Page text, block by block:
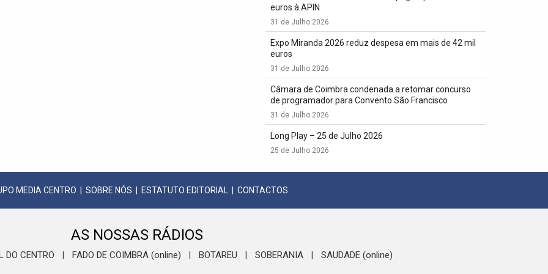
euros à APIN
31 de Julho 2026
Expo Miranda 2026 reduz despesa em mais de 42 mil
euros
31 de Julho 2026
Câmara de Coimbra condenada a retomar concurso
de programador para Convento São Francisco
31 de Julho 2026
Long Play – 25 de Julho 2026
25 de Julho 2026
MEDIA CENTRO SOBRE NÓS ESTATUTO EDITORIAL CONTACTOS
AS NOSSAS RÁDIOS
DO CENTRO FADO DE COIMBRA (online) BOTAREU SOBERANIA SAUDADE (online)